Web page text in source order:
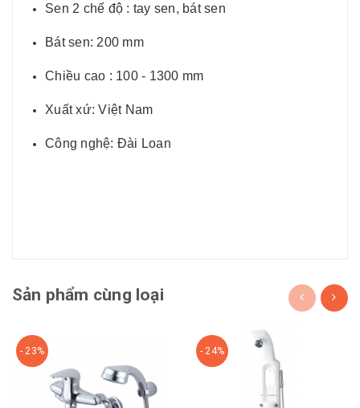
Sen 2 chế độ : tay sen, bát sen
Bát sen: 200 mm
Chiều cao : 100 - 1300 mm
Xuất xứ: Việt Nam
Công nghệ: Đài Loan
Sản phẩm cùng loại
- 23% - 24%